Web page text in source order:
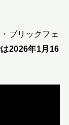
ブリックフェ
は2026年1月16